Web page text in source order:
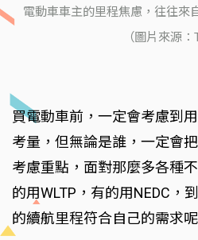
電動車車主的里程焦慮，往往來
（圖片來源：
買電動車前，一定會考慮到
考量，但無論是誰，一定會
考慮重點，面對那麼多各種
的用WLTP，有的用NEDC，
的續航里程符合自己的需求呢